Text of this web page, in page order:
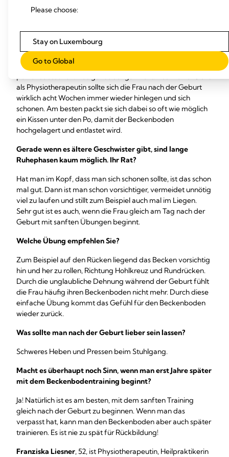
festigen, um den Zustand vor der Schwangerschaft
möglichst wiederherzustellen. Erstmal sollte man den
Beckenboden unbedingt schonen. Gerade in unserer
heutigen Zeit wollen alle Frauen schnell wieder fit sein und
als Physiotherapeutin sollte sich die Frau nach der Geburt
wirklich acht Wochen immer wieder hinlegen und sich
schonen. Am besten packt sie sich dabei so oft wie möglich
ein Kissen unter den Po, damit der Beckenboden
hochgelagert und entlastet wird.
Gerade wenn es ältere Geschwister gibt, sind lange
Ruhephasen kaum möglich. Ihr Rat?
Hat man im Kopf, dass man sich schonen sollte, ist das schon
mal gut. Dann ist man schon vorsichtiger, vermeidet unnötig
viel zu laufen und stillt zum Beispiel auch mal im Liegen.
Sehr gut ist es auch, wenn die Frau gleich am Tag nach der
Geburt mit sanften Übungen beginnt.
Welche Übung empfehlen Sie?
Zum Beispiel auf den Rücken liegend das Becken vorsichtig
hin und her zu rollen, Richtung Hohlkreuz und Rundrücken.
Durch die unglaubliche Dehnung während der Geburt fühlt
die Frau häufig ihren Beckenboden nicht mehr. Durch diese
einfache Übung kommt das Gefühl für den Beckenboden
wieder zurück.
Was sollte man nach der Geburt lieber sein lassen?
Schweres Heben und Pressen beim Stuhlgang.
Macht es überhaupt noch Sinn, wenn man erst Jahre später
mit dem Beckenbodentraining beginnt?
Ja! Natürlich ist es am besten, mit dem sanften Training
gleich nach der Geburt zu beginnen. Wenn man das
verpasst hat, kann man den Beckenboden aber auch später
trainieren. Es ist nie zu spät für Rückbildung!
Franziska Liesner, 52, ist Physiotherapeutin, Heilpraktikerin
Please choose:
Stay on Luxembourg
Go to Global